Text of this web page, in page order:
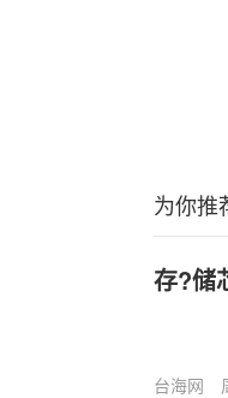
为你推
存?储
台海网